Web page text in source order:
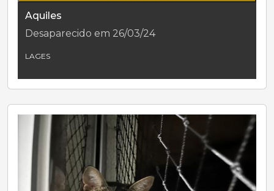
Aquiles
Desaparecido em 26/03/24
LAGES